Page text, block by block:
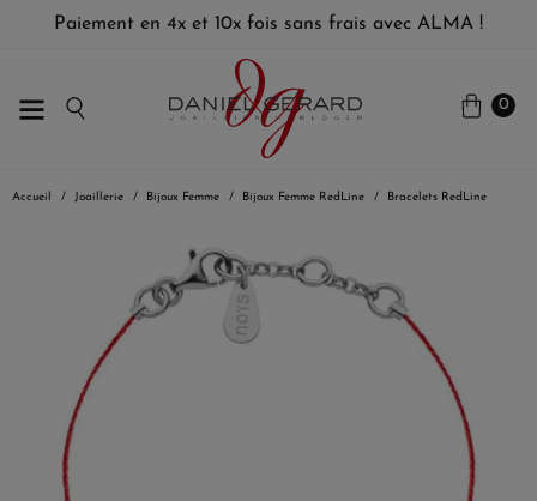
Paiement en 4x et 10x fois sans frais avec ALMA !
0
Accueil Joaillerie Bijoux Femme Bijoux Femme RedLine Bracelets RedLine